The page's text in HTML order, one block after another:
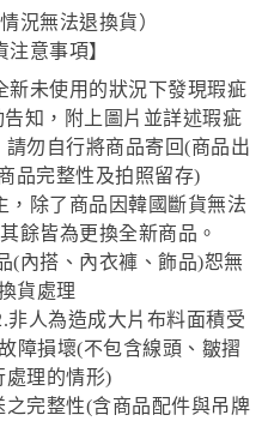
況無法退換貨）
注意事項】
新未使用的狀況下發現瑕疵
告知，附上圖片並詳述瑕疵
勿自行將商品寄回(商品出
品完整性及拍照留存)
除了商品因韓國斷貨無法
餘皆為更換全新商品。
(內搭、內衣褲、 飾品)恕無
貨處理
非人為造成大片布料面積受
障損壞(不包含線頭、 皺摺
處理的情形)
完整性(含商品配件與吊牌